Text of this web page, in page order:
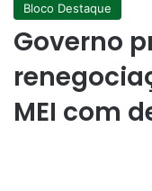
Bloco Destaque
Governo
MEI com